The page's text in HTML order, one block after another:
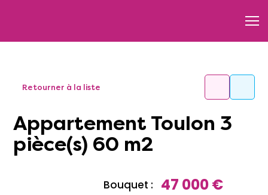
Retourner à la liste
Appartement Toulon 3
pièce(s) 60 m2
Bouquet : 47 000 €